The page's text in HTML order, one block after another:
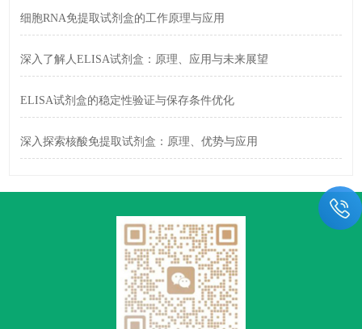
细胞RNA免提取试剂盒的工作原理与应用
深入了解人ELISA试剂盒：原理、应用与未来展望
ELISA试剂盒的稳定性验证与保存条件优化
深入探索核酸免提取试剂盒：原理、优势与应用